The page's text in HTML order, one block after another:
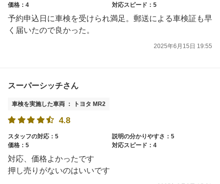
価格：4
対応スピード：5
予約申込日に車検を受けられ満足。郵送による車検証も早
く届いたので良かった。
2025年6月15日 19:55
スーパーシッチさん
車検を実施した車両 ： トヨタ MR2
4.8
スタッフの対応：5
説明の分かりやすさ：5
価格：5
対応スピード：4
対応、価格よかったです
押し売りがないのはいいです